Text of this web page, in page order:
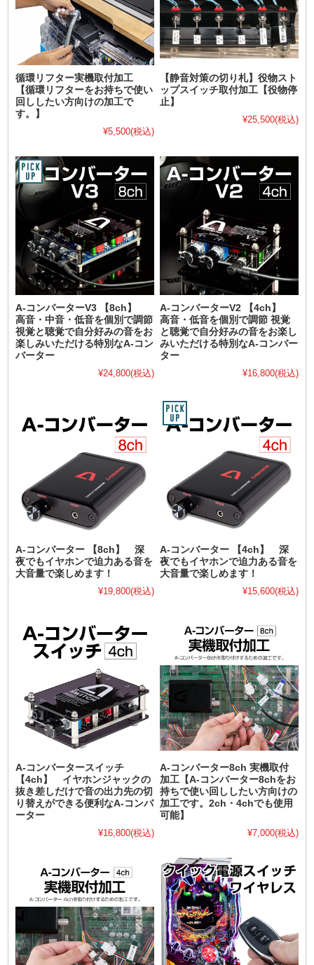
循環リフター実機取付加工
【循環リフターをお持ちで使い
回ししたい方向けの加工で
す。】
¥5,500(税込)
【静音対策の切り札】役物スト
ップスイッチ取付加工【役物停
止】
¥25,500(税込)
A-コンバーターV3 【8ch】
高音・中音・低音を個別で調節
視覚と聴覚で自分好みの音をお
楽しみいただける特別なA-コン
バーター
¥24,800(税込)
A-コンバーターV2 【4ch】
高音・低音を個別で調節 視覚
と聴覚で自分好みの音をお楽し
みいただける特別なA-コンバー
ター
¥16,800(税込)
A-コンバーター 【8ch】 深
夜でもイヤホンで迫力ある音を
大音量で楽しめます！
¥19,800(税込)
A-コンバーター 【4ch】 深
夜でもイヤホンで迫力ある音を
大音量で楽しめます！
¥15,600(税込)
A-コンバータースイッチ
【4ch】 イヤホンジャックの
抜き差しだけで音の出力先の切
り替えができる便利なA-コンバ
ーター
¥16,800(税込)
A-コンバーター8ch 実機取付
加工【A-コンバーター8chをお
持ちで使い回ししたい方向けの
加工です。2ch・4chでも使用
可能】
¥7,000(税込)